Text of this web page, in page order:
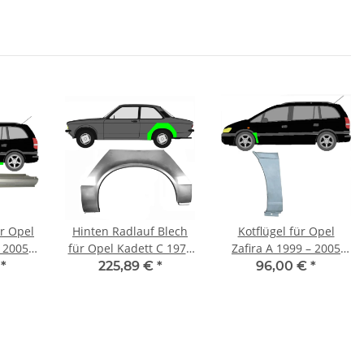
Opel
*
Hinten Radlauf Blech
für Opel Kadett C 1973
- 1979 links
225,89 € *
Kotflügel für Opel
Zafira A 1999 – 2005
vorne links
96,00 € *